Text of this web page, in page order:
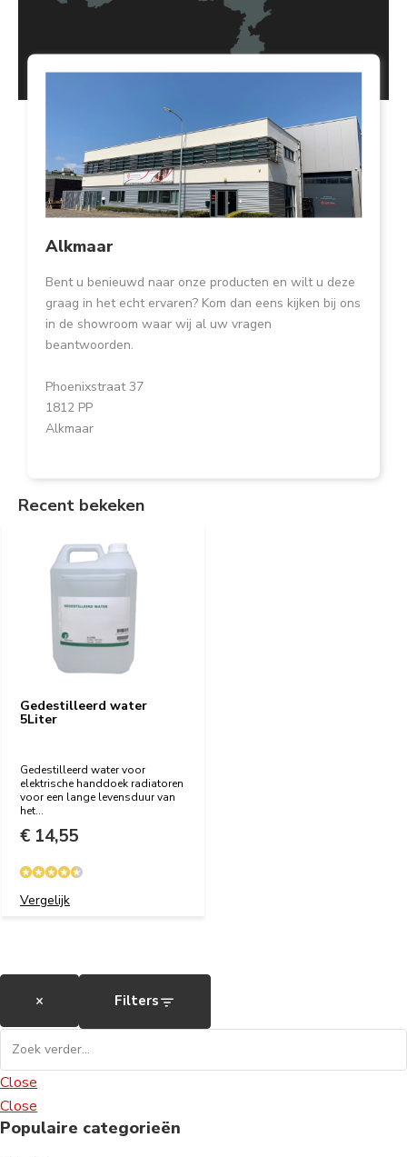
Alkmaar
Bent u benieuwd naar onze producten en wilt u deze
graag in het echt ervaren? Kom dan eens kijken bij ons
in de showroom waar wij al uw vragen
beantwoorden.
Phoenixstraat 37
1812 PP
Alkmaar
Recent bekeken
Gedestilleerd water
5Liter
Gedestilleerd water voor
elektrische handdoek radiatoren
voor een lange levensduur van
het...
€ 14,55
Vergelijk
× Filters
Close
Close
Populaire categorieën